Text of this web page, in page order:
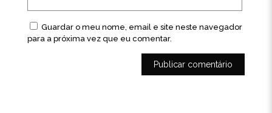
Guardar o meu nome, email e site neste navegador
para a próxima vez que eu comentar.